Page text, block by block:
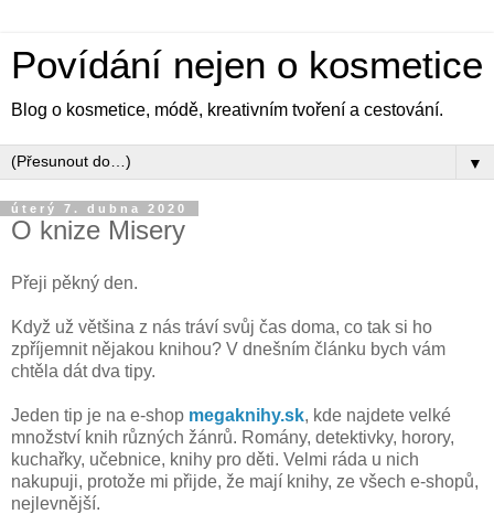
Povídání nejen o kosmetice
Blog o kosmetice, módě, kreativním tvoření a cestování.
▼
úterý 7. dubna 2020
O knize Misery
Přeji pěkný den.
Když už většina z nás tráví svůj čas doma, co tak si ho
zpříjemnit nějakou knihou? V dnešním článku bych vám
chtěla dát dva tipy.
Jeden tip je na e-shop megaknihy.sk, kde najdete velké
množství knih různých žánrů. Romány, detektivky, horory,
kuchařky, učebnice, knihy pro děti. Velmi ráda u nich
nakupuji, protože mi přijde, že mají knihy, ze všech e-shopů,
nejlevnější.